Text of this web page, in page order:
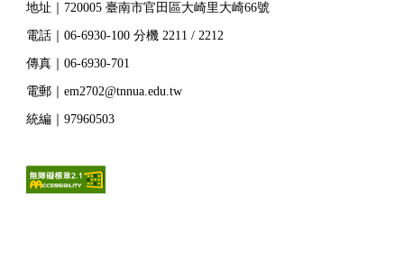
地址｜720005 臺南市官田區大崎里大崎66號
電話｜06-6930-100 分機 2211 / 2212
傳真｜06-6930-701
電郵｜em2702@tnnua.edu.tw
統編｜97960503